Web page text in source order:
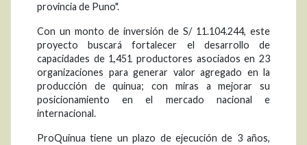
provincia de Puno".
Con un monto de inversión de S/ 11.104.244, este
proyecto buscará fortalecer el desarrollo de
capacidades de 1,451 productores asociados en 23
organizaciones para generar valor agregado en la
producción de quinua; con miras a mejorar su
posicionamiento en el mercado nacional e
internacional.
ProQuinua tiene un plazo de ejecución de 3 años,